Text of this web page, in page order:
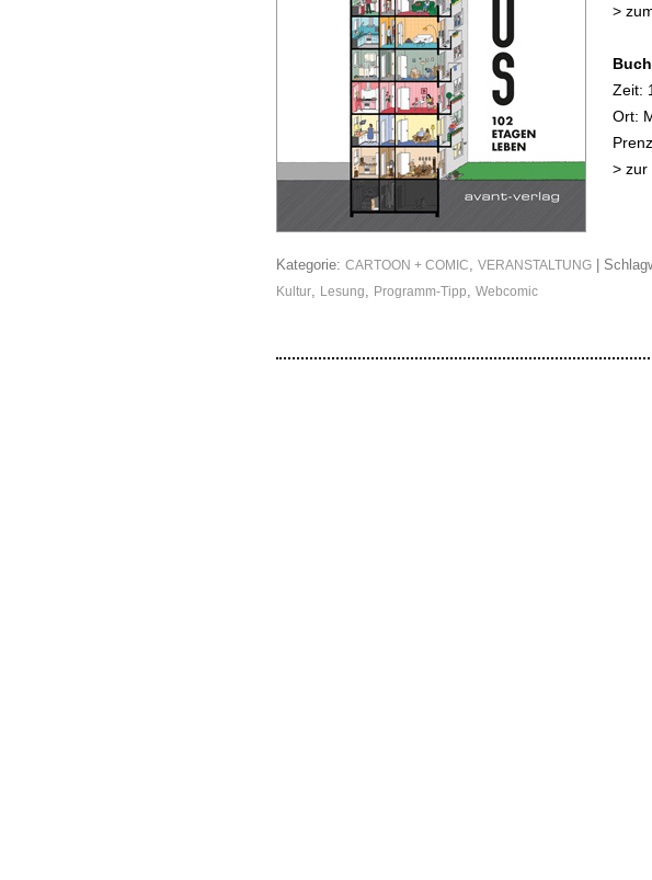
>
Zeit:
Ort:
> zur
Kategorie: CARTOON + COMIC, VERANSTALTUNG |
Kultur, Lesung, Programm-Tipp, Webcomic